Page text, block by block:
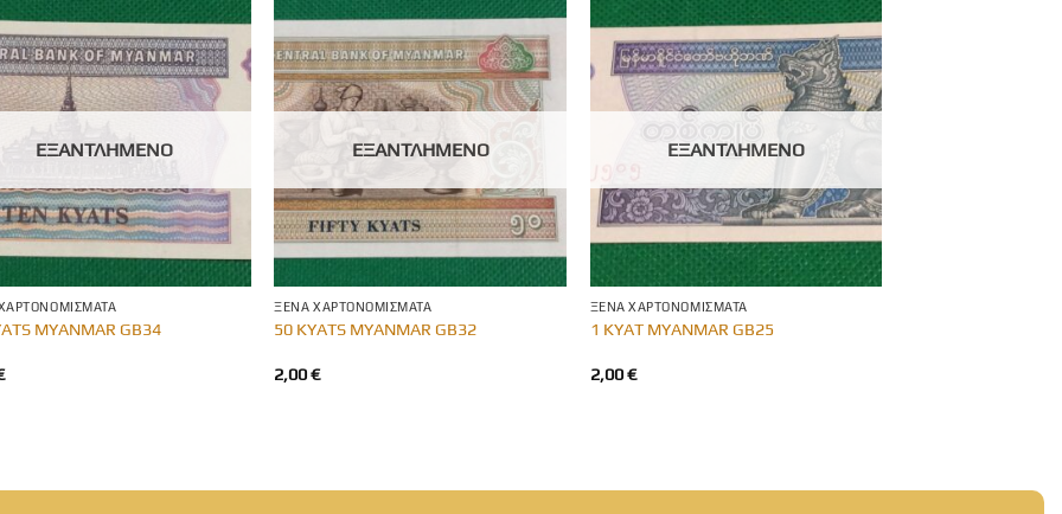
ΕΞΑΝΤΛΗΜΈΝΟ
MYANMAR GB34
ΕΞΑΝΤΛΗΜΈΝΟ
ΞΈΝΑ ΧΑΡΤΟΝΟΜΊΣΜΑΤΑ
50 KYATS MYANMAR GB32
2,00€
ΕΞΑΝΤΛΗΜΈΝΟ
ΞΈΝΑ ΧΑΡΤΟΝΟΜΊΣΜΑΤΑ
1 KYAT MYANMAR GB25
2,00€